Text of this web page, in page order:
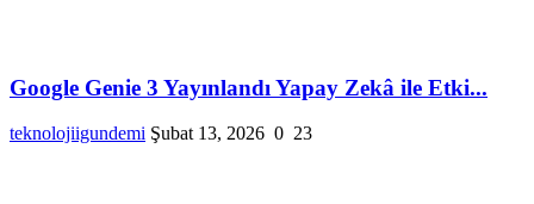
Google Genie 3 Yayınlandı Yapay Zekâ ile Etki...
teknolojiigundemi Şubat 13, 2026 0 23